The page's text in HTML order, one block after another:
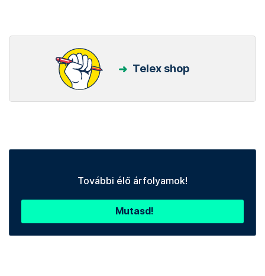
Telex shop
További élő árfolyamok!
Mutasd!